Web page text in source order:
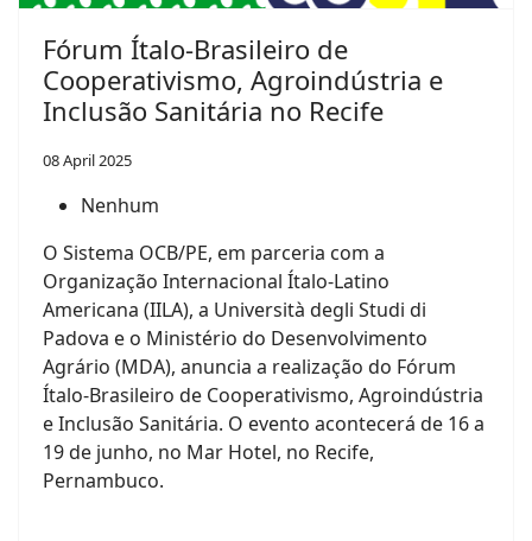
Fórum Ítalo-Brasileiro de
Cooperativismo, Agroindústria e
Inclusão Sanitária no Recife
08 April 2025
Nenhum
O Sistema OCB/PE, em parceria com a
Organização Internacional Ítalo-Latino
Americana (IILA), a Università degli Studi di
Padova e o Ministério do Desenvolvimento
Agrário (MDA), anuncia a realização do Fórum
Ítalo-Brasileiro de Cooperativismo, Agroindústria
e Inclusão Sanitária. O evento acontecerá de 16 a
19 de junho, no Mar Hotel, no Recife,
Pernambuco.